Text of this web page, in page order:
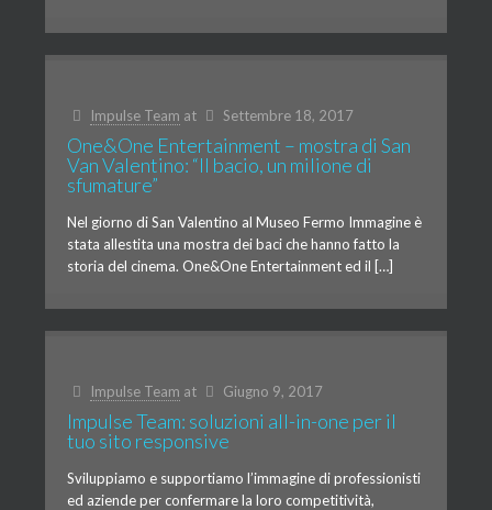
Impulse Team at Settembre 18, 2017
One&One Entertainment – mostra di San
Van Valentino: “Il bacio, un milione di
sfumature”
Nel giorno di San Valentino al Museo Fermo Immagine è
stata allestita una mostra dei baci che hanno fatto la
storia del cinema. One&One Entertainment ed il […]
Impulse Team at Giugno 9, 2017
Impulse Team: soluzioni all-in-one per il
tuo sito responsive
Sviluppiamo e supportiamo l’immagine di professionisti
ed aziende per confermare la loro competitività,